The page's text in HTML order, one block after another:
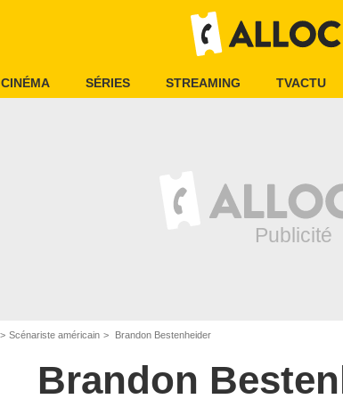
CINÉMA SÉRIES STREAMING TVACTU
Scénariste américain Brandon Bestenheider
Brandon